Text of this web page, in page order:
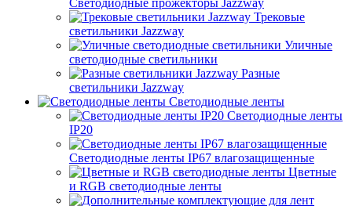
Трековые
светильники Jazzway
Уличные
светодиодные светильники
Разные
светильники Jazzway
Светодиодные ленты
Светодиодные ленты
IP20
Светодиодные ленты IP67 влагозащищенные
Цветные
и RGB светодиодные ленты